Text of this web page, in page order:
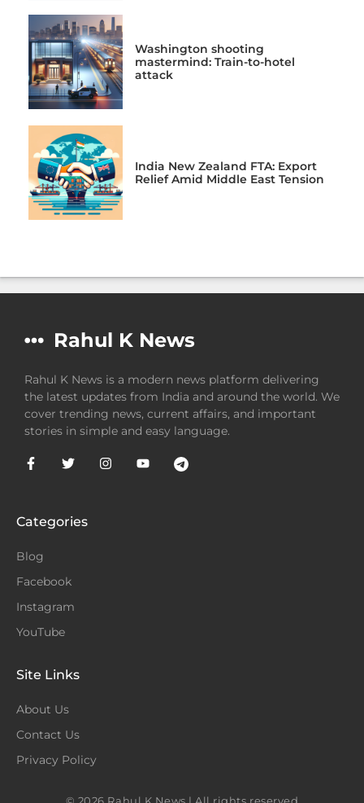
Washington shooting
mastermind: Train-to-hotel
attack
India New Zealand FTA: Export
Relief Amid Middle East Tension
Rahul K News
Rahul K News is a modern news platform delivering
the latest updates from India and around the world. We
cover trending news, current affairs, and important
stories in simple and easy language.
Categories
Blog
Facebook
Instagram
YouTube
Site Links
About Us
Contact Us
Privacy Policy
© 2026 Rahul K News | All rights reserved